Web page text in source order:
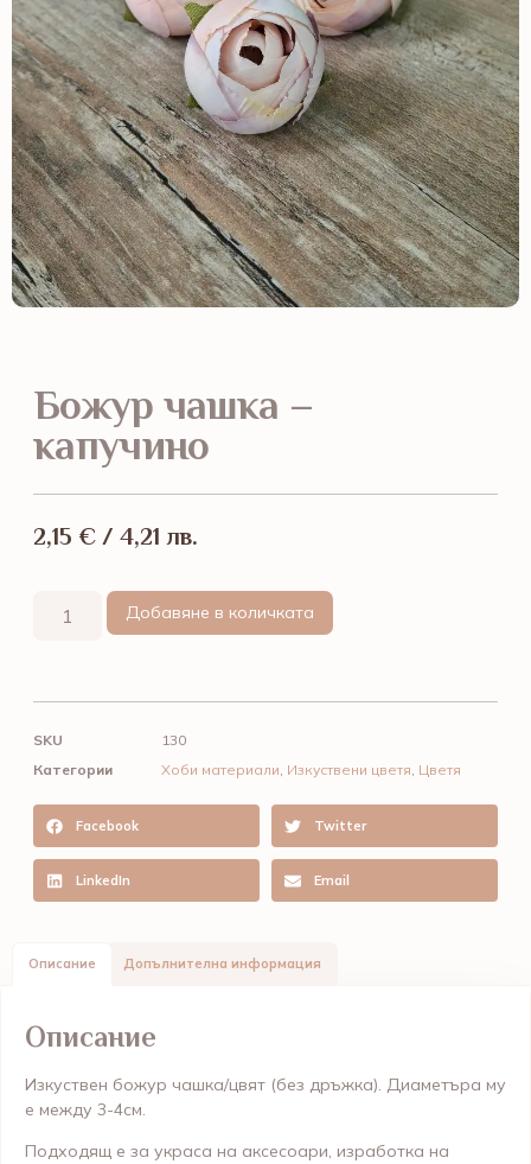
Божур чашка –
капучино
2,15 € / 4,21 лв.
Добавяне в количката
SKU
130
Категории
Хоби материали, Изкуствени цветя, Цветя
Facebook Twitter
LinkedIn Email
Описание Допълнителна информация
Описание
Изкуствен божур чашка/цвят (без дръжка). Диаметъра му
е между 3-4см.
Подходящ е за украса на аксесоари, изработка на